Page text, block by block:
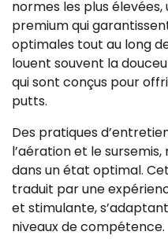
normes les plus
premium qui
optimales tout au long
louent souvent la
qui sont conçus pour
putts.
Des pratiques
l’aération et le
dans un état optimal.
traduit par une
et stimulante,
niveaux de compétence.